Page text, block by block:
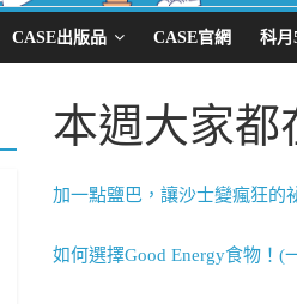
CASE出版品 CASE官網 科月
本週大家都
加一點鹽巴，讓沙士變瘋狂的
如何選擇Good Energy食物！(